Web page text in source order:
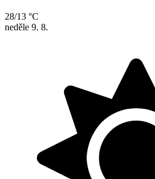
28/13 °C
neděle 9. 8.